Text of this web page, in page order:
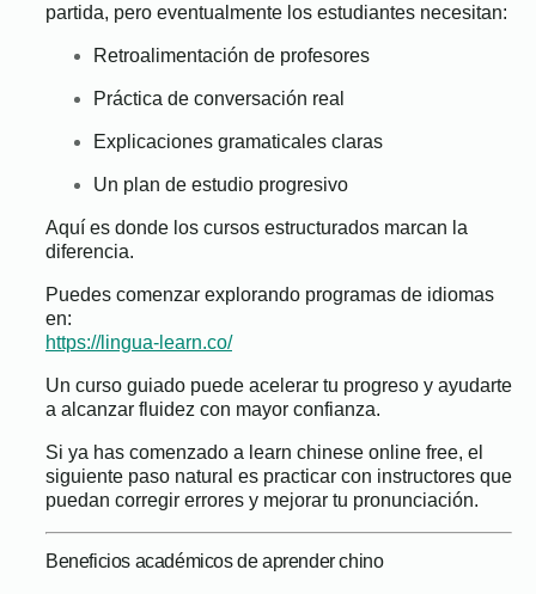
partida, pero eventualmente los estudiantes necesitan:
Retroalimentación de profesores
Práctica de conversación real
Explicaciones gramaticales claras
Un plan de estudio progresivo
Aquí es donde los cursos estructurados marcan la
diferencia.
Puedes comenzar explorando programas de idiomas
en:
https://lingua-learn.co/
Un curso guiado puede acelerar tu progreso y ayudarte
a alcanzar fluidez con mayor confianza.
Si ya has comenzado a learn chinese online free, el
siguiente paso natural es practicar con instructores que
puedan corregir errores y mejorar tu pronunciación.
Beneficios académicos de aprender chino